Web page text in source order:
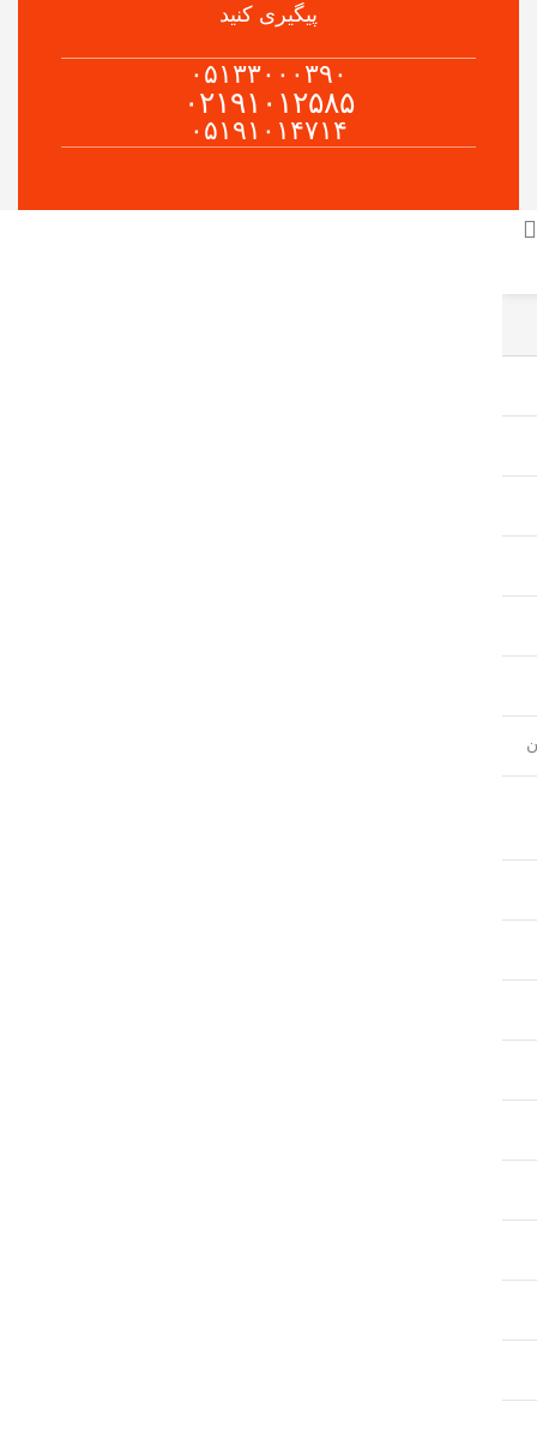
پیگیری کنید
۰۵۱۳۳۰۰۰۳۹۰
۰۲۱۹۱۰۱۲۵۸۵
۰۵۱۹۱۰۱۴۷۱۴